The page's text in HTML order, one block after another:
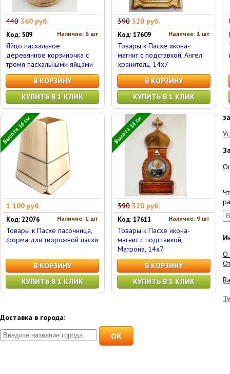
440 360 руб.
Наличие: 6 шт
Код: 509
Яйцо пасхальное
деревянное корзиночка с
тремя пасхальными яйцами
В КОРЗИНУ
КУПИТЬ В 1 КЛИК
390 320 руб.
Наличие: 1 шт
Код: 17609
Товары к Пасхе икона-
магнит с подставкой, Ангел
хранитель, 14х7
В КОРЗИНУ
КУПИТЬ В 1 КЛИК
Высота 16 см
1 100 руб.
Наличие: 1 шт
Код: 22076
Товары к Пасхе пасочница,
форма для творожной пасхи
В КОРЗИНУ
КУПИТЬ В 1 КЛИК
Высота 14 см
390 320 руб.
Наличие: 9 шт
Код: 17611
Товары к Пасхе икона-
магнит с подставкой,
Матрона, 14х7
В КОРЗИНУ
КУПИТЬ В 1 КЛИК
О
Доставка в города:
OK